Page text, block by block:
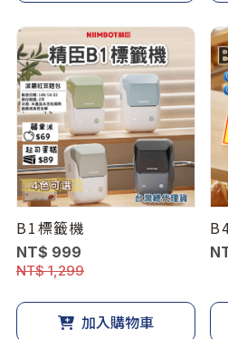
B1標籤機
NT$ 999
NT$ 1,299
加入購物車